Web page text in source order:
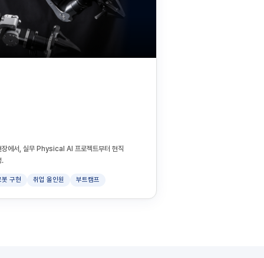
장에서, 실무 Physical AI 프로젝트부터 현직
.
봇 구현 취업 올인원 부트캠프